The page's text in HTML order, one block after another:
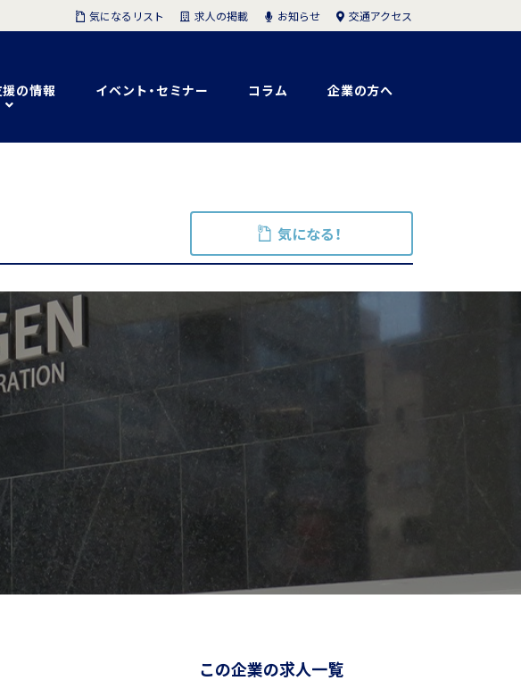
の情報 イベント・セミナー コラム 企業の方へ
気になるリスト 求人の掲載 お知らせ 交通アクセス
気になる！
この企業の求人一覧